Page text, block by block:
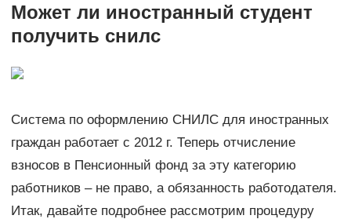
Может ли иностранный студент
получить снилс
Система по оформлению СНИЛС для иностранных
граждан работает с 2012 г. Теперь отчисление
взносов в Пенсионный фонд за эту категорию
работников – не право, а обязанность работодателя.
Итак, давайте подробнее рассмотрим процедуру